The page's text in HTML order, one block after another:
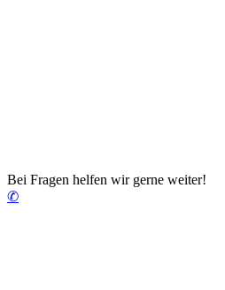
Bei Fragen helfen wir gerne weiter!
✆